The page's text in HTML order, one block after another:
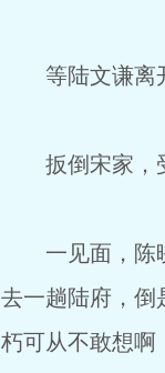
等陆文谦离开
扳倒宋家，受
一见面，陈映
去一趟陆府，倒
朽可从不敢想啊